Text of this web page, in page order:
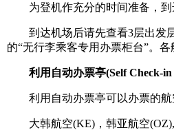
为登机作充分的时间准备，到
到达机场后请先查看3层出发层
的“无行李乘客专用办票柜台”。
利用自动办票亭(Self Check-
利用自动办票亭可以办票的航
大韩航空(KE)，韩亚航空(OZ),